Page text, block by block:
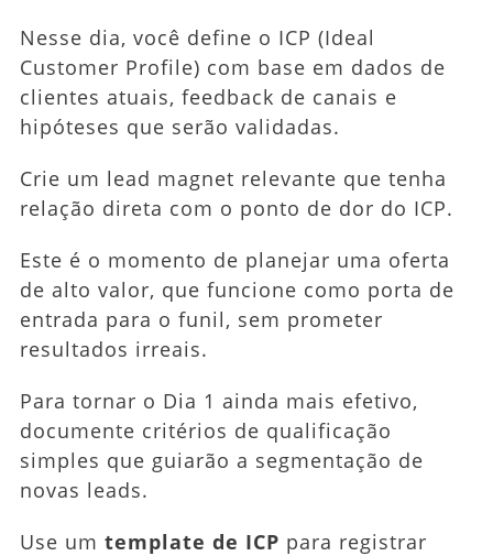
Nesse dia, você define o ICP (Ideal
Customer Profile) com base em dados de
clientes atuais, feedback de canais e
hipóteses que serão validadas.
Crie um lead magnet relevante que tenha
relação direta com o ponto de dor do ICP.
Este é o momento de planejar uma oferta
de alto valor, que funcione como porta de
entrada para o funil, sem prometer
resultados irreais.
Para tornar o Dia 1 ainda mais efetivo,
documente critérios de qualificação
simples que guiarão a segmentação de
novas leads.
Use um template de ICP para registrar